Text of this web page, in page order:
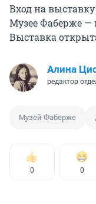
Вход на
Музее Фаберже —
Выставка
Алина
редактор
Музей Фаберже
0 0